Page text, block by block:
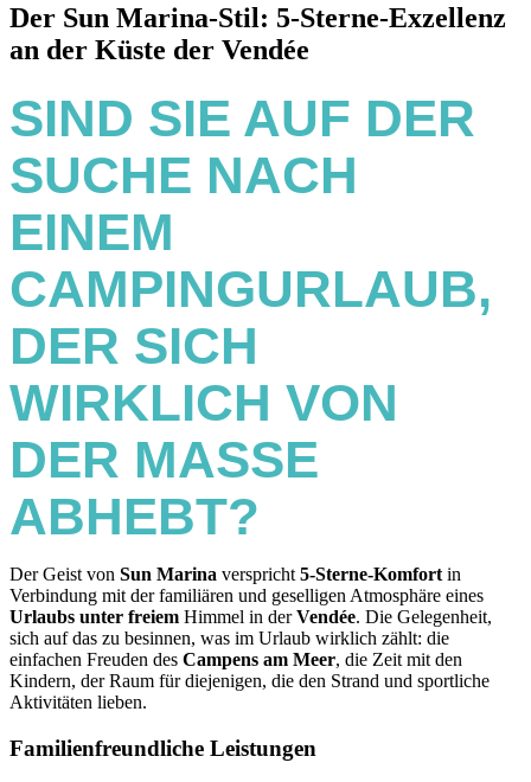
Der Sun Marina-Stil: 5-Sterne-Exzellenz
an der Küste der Vendée
SIND SIE AUF DER
SUCHE NACH
EINEM
CAMPINGURLAUB,
DER SICH
WIRKLICH VON
DER MASSE
ABHEBT?
Der Geist von Sun Marina verspricht 5-Sterne-Komfort in
Verbindung mit der familiären und geselligen Atmosphäre eines
Urlaubs unter freiem Himmel in derVendée. Die Gelegenheit,
sich auf das zu besinnen, was im Urlaub wirklich zählt: die
einfachen Freuden des Campens am Meer, die Zeit mit den
Kindern, der Raum für diejenigen, die den Strand und sportliche
Aktivitäten lieben.
Familienfreundliche Leistungen